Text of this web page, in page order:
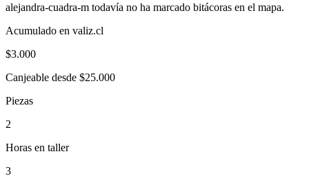
alejandra-cuadra-m todavía no ha marcado bitácoras en el mapa.
Acumulado en valiz.cl
$3.000
Canjeable desde $25.000
Piezas
2
Horas en taller
3